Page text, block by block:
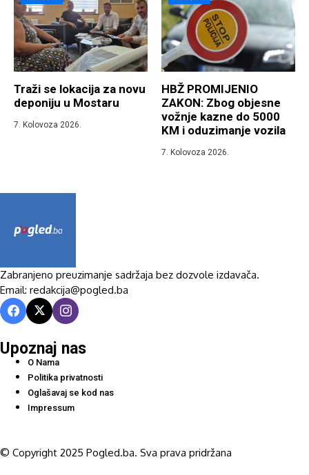
Traži se lokacija za novu
deponiju u Mostaru
7. Kolovoza 2026.
HBŽ PROMIJENIO
ZAKON: Zbog objesne
vožnje kazne do 5000
KM i oduzimanje vozila
7. Kolovoza 2026.
Zabranjeno preuzimanje sadržaja bez dozvole izdavača.
Email: redakcija@pogled.ba
Upoznaj nas
O Nama
Politika privatnosti
Oglašavaj se kod nas
Impressum
© Copyright 2025 Pogled.ba. Sva prava pridržana